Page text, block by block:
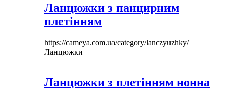
Ланцюжки з панцирним
плетінням
https://cameya.com.ua/category/lanczyuzhky/
Ланцюжки
Ланцюжки з плетінням нонна